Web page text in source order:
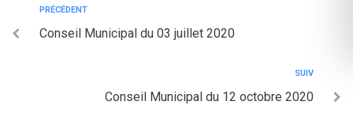
PRÉCÉDENT
Conseil Municipal du 03 juillet 2020
SUIV
Conseil Municipal du 12 octobre 2020